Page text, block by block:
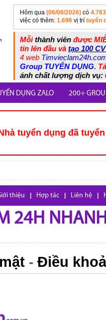
Hôm qua (06/08/2026) có 4.763
việc có thêm: 1.696 vị trí tuyển
Mỗithành viên được
tin lên đầu và tạo 100
4 web
Group TUYỂN DỤNG.
ánh chất lượng dịch vụ:
DỤNG ZALO 200+
tuyển dụng đã
thiệu Hợp tác Liên hệ
24H
- Điều